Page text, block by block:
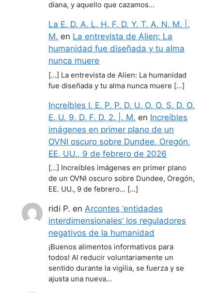
diana, y aquello que cazamos…
La E. D. A. L. H. F. D. Y. T. A. N. M. |.
M. en La entrevista de Alien: La
humanidad fue diseñada y tu alma
nunca muere
[…] La entrevista de Alien: La humanidad
fue diseñada y tu alma nunca muere […]
Increíbles I. E. P. P. D. U. O. O. S. D. O.
E. U. 9. D. F. D. 2. |. M. en Increíbles
imágenes en primer plano de un
OVNI oscuro sobre Dundee, Oregón,
EE. UU., 9 de febrero de 2026
[…] Increíbles imágenes en primer plano
de un OVNI oscuro sobre Dundee, Oregón,
EE. UU., 9 de febrero… […]
ridi P. enArcontes ‘entidades
interdimensionales’ los reguladores
negativos de la humanidad
¡Buenos alimentos informativos para
todos! Al reducir voluntariamente un
sentido durante la vigilia, se fuerza y se
ajusta una nueva…